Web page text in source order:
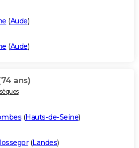
(Aude)
(Aude)
ans)
(Hauts-de-Seine)
(Landes)